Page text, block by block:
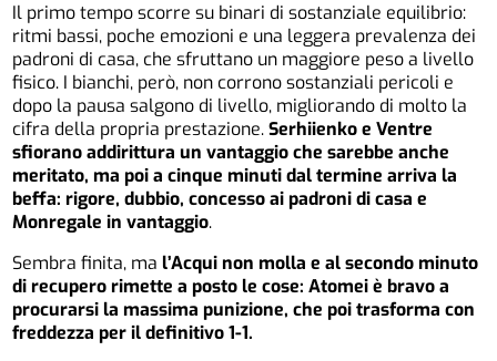
Il primo tempo scorre su binari di sostanziale equilibrio:
ritmi bassi, poche emozioni e una leggera prevalenza dei
padroni di casa, che sfruttano un maggiore peso a livello
fisico. I bianchi, però, non corrono sostanziali pericoli e
dopo la pausa salgono di livello, migliorando di molto la
cifra della propria prestazione.Serhiienko e Ventre
sfiorano addirittura un vantaggio che sarebbe anche
meritato, ma poi a cinque minuti dal termine arriva la
beffa: rigore, dubbio, concesso ai padroni di casa e
Monregale in vantaggio.
Sembra finita, mal’Acqui non molla e al secondo minuto
di recupero rimette a posto le cose: Atomei è bravo a
procurarsi la massima punizione, che poi trasforma con
freddezza per il definitivo 1-1.